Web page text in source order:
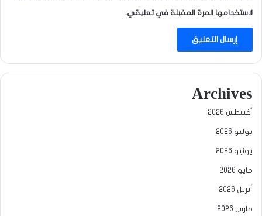
لاستخدامها المرة المقبلة في تعليقي.
Archives
أغسطس 2026
يوليو 2026
يونيو 2026
مايو 2026
أبريل 2026
مارس 2026